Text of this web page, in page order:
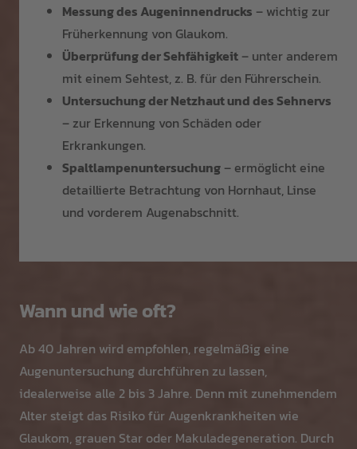
Messung des Augeninnendrucks – wichtig zur
Früherkennung von Glaukom.
Überprüfung der Sehfähigkeit – unter anderem
mit einem Sehtest, z. B. für den Führerschein.
Untersuchung der Netzhaut und des Sehnervs
– zur Erkennung von Schäden oder
Erkrankungen.
Spaltlampenuntersuchung – ermöglicht eine
detaillierte Betrachtung von Hornhaut, Linse
und vorderem Augenabschnitt.
Wann und wie oft?
Ab 40 Jahren wird empfohlen, regelmäßig eine
Augenuntersuchung durchführen zu lassen,
idealerweise alle 2 bis 3 Jahre. Denn mit zunehmendem
Alter steigt das Risiko für Augenkrankheiten wie
Glaukom, grauen Star oder Makuladegeneration. Durch